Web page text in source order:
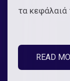
τα κεφάλαιά
READ